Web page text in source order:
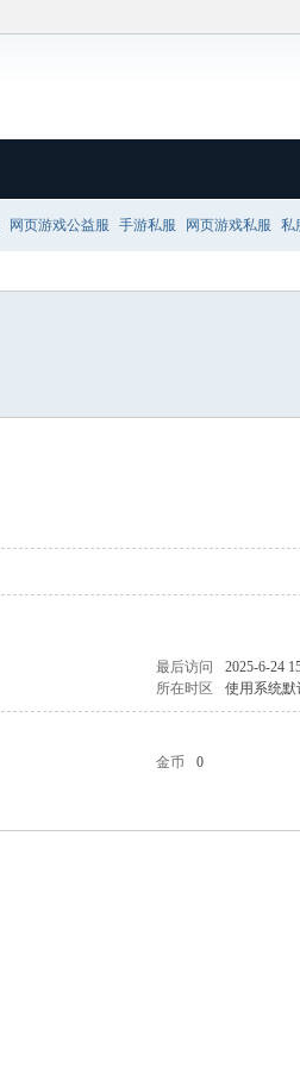
网页游戏公益服 手游私服 网页游戏私服 私
最后访问
2025-6-24
所在时区 使用系统默
金币
0